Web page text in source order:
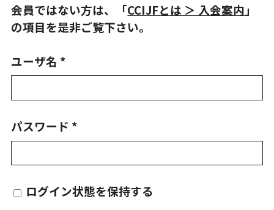
会員ではない方は、「CCIJFとは ＞ 入会案内」
の項目を是非ご覧下さい。
ユーザ名 *
パスワード *
ログイン状態を保持する